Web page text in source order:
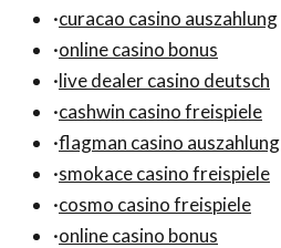
·curacao casino auszahlung
·online casino bonus
·live dealer casino deutsch
·cashwin casino freispiele
·flagman casino auszahlung
·smokace casino freispiele
·cosmo casino freispiele
·online casino bonus